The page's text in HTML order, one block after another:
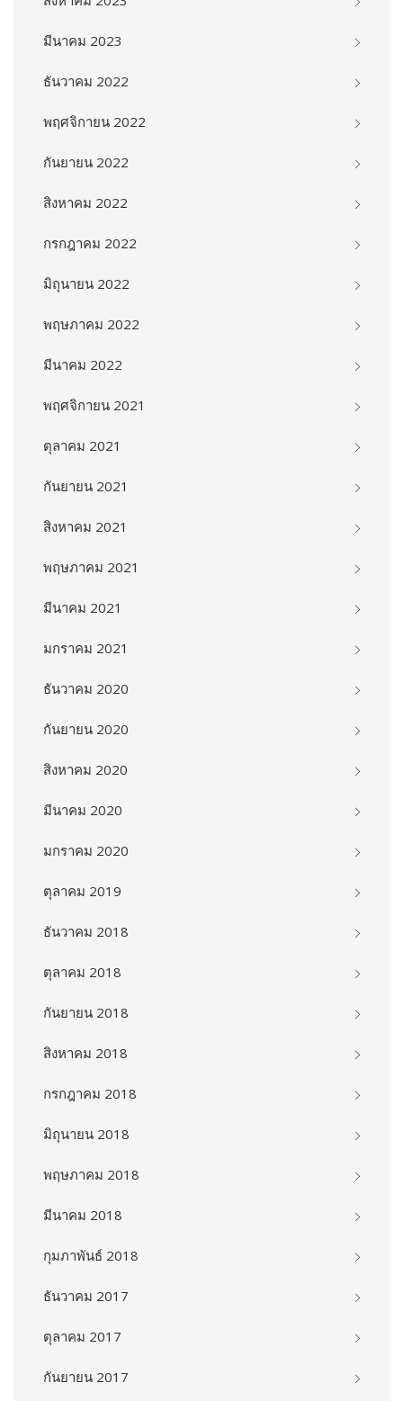
มีนาคม 2023
ธันวาคม 2022
พฤศจิกายน 2022
กันยายน 2022
สิงหาคม 2022
กรกฎาคม 2022
มิถุนายน 2022
พฤษภาคม 2022
มีนาคม 2022
พฤศจิกายน 2021
ตุลาคม 2021
กันยายน 2021
สิงหาคม 2021
พฤษภาคม 2021
มีนาคม 2021
มกราคม 2021
ธันวาคม 2020
กันยายน 2020
สิงหาคม 2020
มีนาคม 2020
มกราคม 2020
ตุลาคม 2019
ธันวาคม 2018
ตุลาคม 2018
กันยายน 2018
สิงหาคม 2018
กรกฎาคม 2018
มิถุนายน 2018
พฤษภาคม 2018
มีนาคม 2018
กุมภาพันธ์ 2018
ธันวาคม 2017
ตุลาคม 2017
กันยายน 2017